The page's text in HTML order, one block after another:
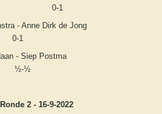
0-1
- Anne Dirk de Jong
- Siep Postma
½
2 - 16-9-2022